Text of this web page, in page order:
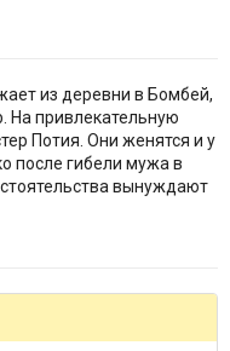
из деревни в Бомбей,
На привлекательную
Потия. Они женятся и у
после гибели мужа в
вынуждают